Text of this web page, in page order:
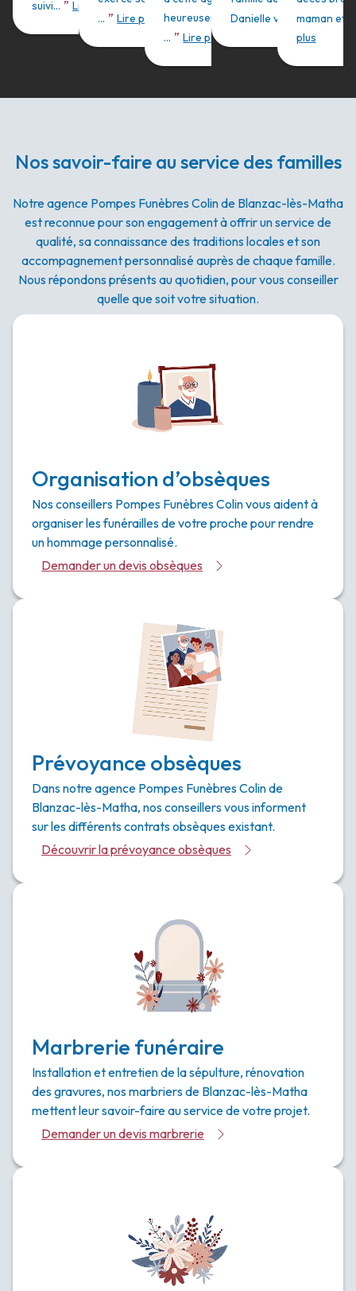
suivi... ” Lire plus
... ” Lire plus
heureusement pour nous
... ” Lire plus
Danielle vous ... ” Lire
maman et
plus
Nos savoir-faire au service des familles
Notre agence Pompes Funèbres Colin de Blanzac-lès-Matha
est reconnue pour son engagement à offrir un service de
qualité, sa connaissance des traditions locales et son
accompagnement personnalisé auprès de chaque famille.
Nous répondons présents au quotidien, pour vous conseiller
quelle que soit votre situation.
Organisation d’obsèques
Nos conseillers Pompes Funèbres Colin vous aident à
organiser les funérailles de votre proche pour rendre
un hommage personnalisé.
Demander un devis obsèques
Prévoyance obsèques
Dans notre agence Pompes Funèbres Colin de
Blanzac-lès-Matha, nos conseillers vous informent
sur les différents contrats obsèques existant.
Découvrir la prévoyance obsèques
Marbrerie funéraire
Installation et entretien de la sépulture, rénovation
des gravures, nos marbriers de Blanzac-lès-Matha
mettent leur savoir-faire au service de votre projet.
Demander un devis marbrerie